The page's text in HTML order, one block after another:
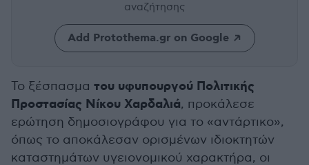
αναζήτησης
Add Protothema.gr on Google
Το ξέσπασμα του υφυπουργού Πολιτικής
Προστασίας Νίκου Χαρδαλιά, προκάλεσε
ερώτηση δημοσιογράφου για το «αντάρτικο»,
όπως το αποκάλεσαν ορισμένων ιδιοκτητών
καταστημάτων υγειονομικού χαρακτήρα, οι